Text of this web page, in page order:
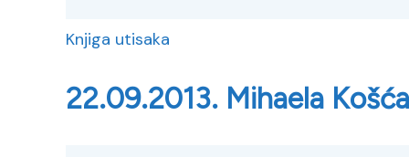
Knjiga utisaka
22.09.2013. Mihaela